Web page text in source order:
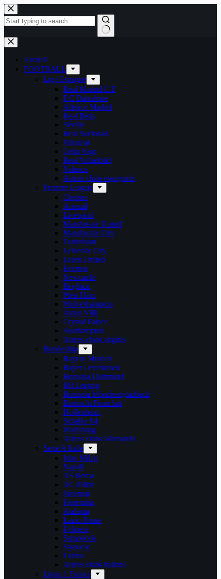
Passer
au
contenu
Aucun
résultat
Accueil
FOOTBALL
Liga Espagne
Real Madrid C.F
F.C Barcelone
Atletico Madrid
Real Bétis
Séville
Real Sociedad
Villareal
Celta Vigo
Real Valladolid
Valence
Autres clubs espagnols
Premier League
Chelsea
Arsenal
Liverpool
Manchester United
Manchester City
Tottenham
Leicester City
Leeds United
Everton
Newcastle
Brighton
West Ham
Wolverhampton
Aston Villa
Crystal Palace
Southampton
Autres clubs anglais
Bundesliga
Bayern Munich
Bayer Leverkusen
Borussia Dortmund
RB Leipzig
Borussia Mönchengladbach
Eintracht Francfurt
Hoffenhaim
Schalke 04
Wolfsburg
Autres clubs allemands
Serie A Italie
Inter Milan
Napoli
AS Roma
AC Milan
Juventus
Fiorentina
Atalanta
Lazio Rome
Udinese
Sampdoria
Sassuolo
Torino
Autres clubs italiens
Ligue 1 France